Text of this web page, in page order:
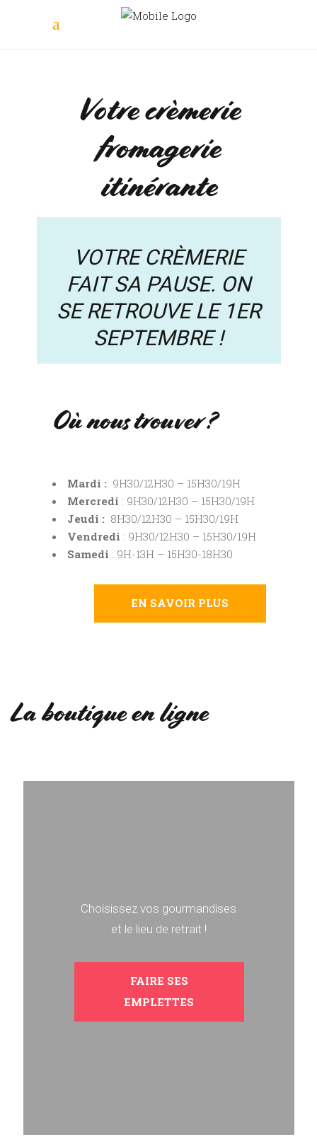
Votre crèmerie
fromagerie
itinérante
VOTRE CRÈMERIE
FAIT SA PAUSE. ON
SE RETROUVE LE 1ER
SEPTEMBRE !
Où nous trouver ?
Mardi : 9H30/12H30 – 15H30/19H
Mercredi : 9H30/12H30 – 15H30/19H
Jeudi : 8H30/12H30 – 15H30/19H
Vendredi : 9H30/12H30 – 15H30/19H
Samedi : 9H-13H – 15H30-18H30
EN SAVOIR PLUS
La boutique en ligne
Choisissez vos gourmandises
et le lieu de retrait !
FAIRE SES
EMPLETTES